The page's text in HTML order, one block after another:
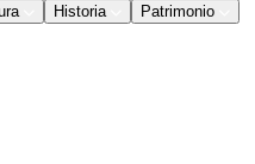
Historia
Patrimonio